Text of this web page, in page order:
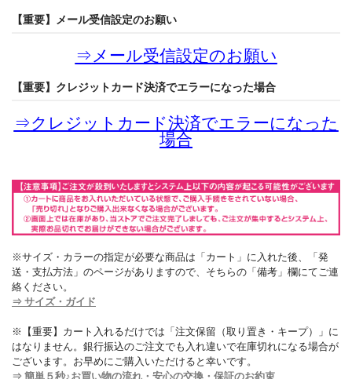
【重要】メール受信設定のお願い
⇒メール受信設定のお願い
【重要】クレジットカード決済でエラーになった場合
⇒クレジットカード決済でエラーになった
場合
※サイズ・カラーの指定が必要な商品は「カート」に入れた後、「発
送・支払方法」のページがありますので、そちらの「備考」欄にてご連
絡ください。
⇒ サイズ・ガイド
※【重要】カート入れるだけでは「注文保留（取り置き・キープ）」に
はなりません。銀行振込のご注文でも入れ違いで在庫切れになる場合が
ございます。お早めにご購入いただけると幸いです。